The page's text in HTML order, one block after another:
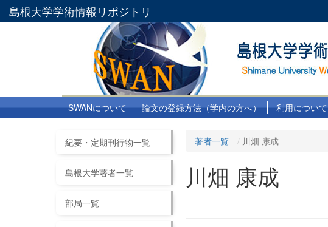
島根大学学術情報リポジトリ
SWANについて 論文の登録方法（学内の方へ） 利用について
紀要・定期刊行物一覧
島根大学著者一覧
部局一覧
著者一覧 川畑 康成
川畑 康成